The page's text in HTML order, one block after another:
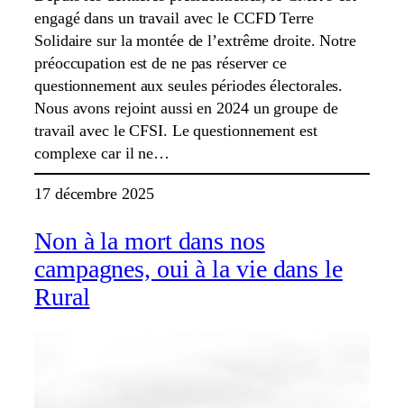
engagé dans un travail avec le CCFD Terre
Solidaire sur la montée de l’extrême droite. Notre
préoccupation est de ne pas réserver ce
questionnement aux seules périodes électorales.
Nous avons rejoint aussi en 2024 un groupe de
travail avec le CFSI. Le questionnement est
complexe car il ne…
17 décembre 2025
Non à la mort dans nos
campagnes, oui à la vie dans le
Rural